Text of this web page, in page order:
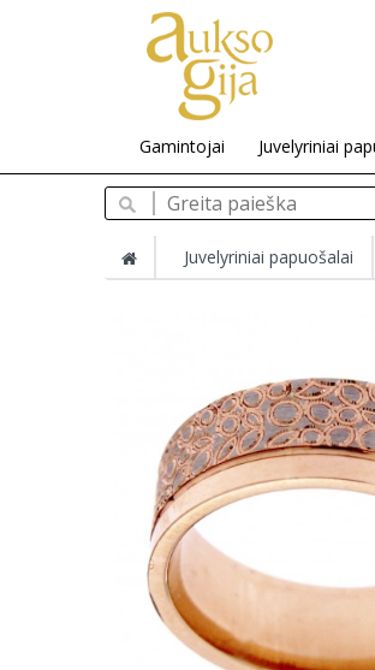
Gamintojai Juvelyriniai
Juvelyriniai papuošalai